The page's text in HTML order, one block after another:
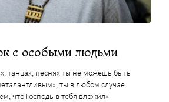
с особыми людьми
танцах, песнях ты не можешь быть
ты в любом случае
что Господь в тебя вложил»